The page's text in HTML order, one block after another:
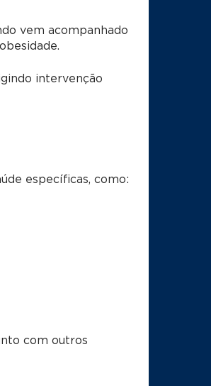
vem acompanhado
intervenção
específicas, como:
com outros